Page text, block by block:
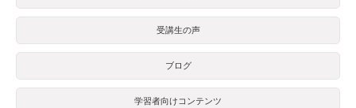
受講生の声
ブログ
学習者向けコンテンツ